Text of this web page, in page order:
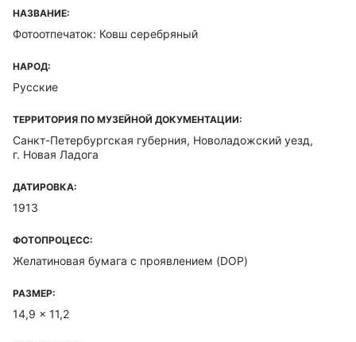
НАЗВАНИЕ:
Фотоотпечаток: Ковш серебряный
НАРОД:
Русские
ТЕРРИТОРИЯ ПО МУЗЕЙНОЙ ДОКУМЕНТАЦИИ:
Санкт-Петербургская губерния, Новоладожский уезд,
г. Новая Ладога
ДАТИРОВКА:
1913
ФОТОПРОЦЕСС:
Желатиновая бумага с проявлением (DOP)
РАЗМЕР:
14,9 x 11,2